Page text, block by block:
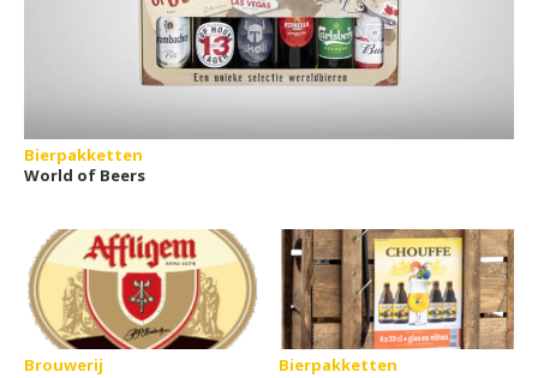
Bierpakketten
World of Beers
Brouwerij
Bierpakketten